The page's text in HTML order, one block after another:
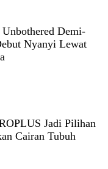
Demi-
Nyanyi Lewat
Jadi Pilihan
Cairan Tubuh